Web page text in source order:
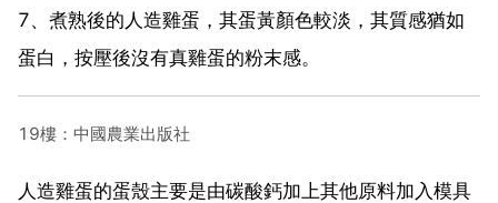
7、煮熟後的人造雞蛋，其蛋黃顏色較淡，其質感猶如
蛋白，按壓後沒有真雞蛋的粉末感。
19樓：中國農業出版社
人造雞蛋的蛋殼主要是由碳酸鈣加上其他原料加入模具